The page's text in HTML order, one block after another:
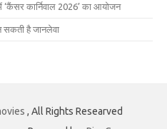
कार्निवाल 2026’ का आयोजन
सकती है जानलेवा
, All Rights Researved